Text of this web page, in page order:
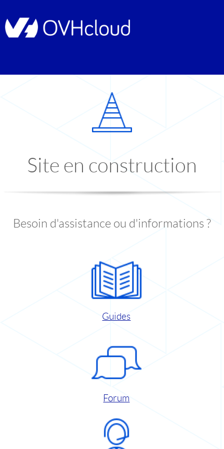
Site en construction
Besoin d'assistance ou d'informations ?
Guides
Forum